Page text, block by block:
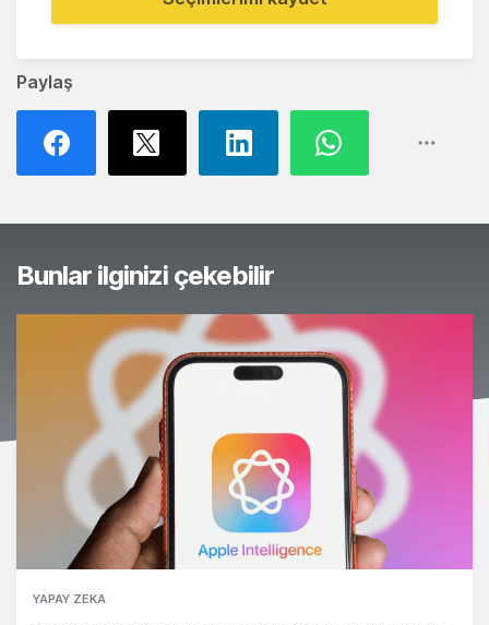
Paylaş
Bunlar ilginizi çekebilir
YAPAY ZEKA